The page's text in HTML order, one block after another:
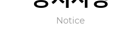
Notice